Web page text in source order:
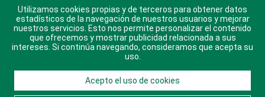
Escuchando al corazón
Economía Personal
Descarga nuestras aplicaciones para Android, iOS y
sistema Huawei.
© 2021 Diario Libre, todos los derechos reservados.
Utilizamos cookies propias y de terceros para obtener datos
estadísticos de la navegación de nuestros usuarios y mejorar
nuestros servicios. Esto nos permite personalizar el contenido
que ofrecemos y mostrar publicidad relacionada a sus
intereses. Si continúa navegando, consideramos que acepta su
uso.
Acepto el uso de cookies